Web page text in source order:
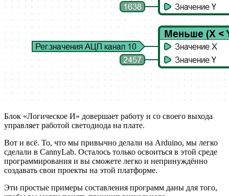
Блок «Логическое И» довершает работу и со своего выхода
управляет работой светодиода на плате.
Вот и всё. То, что мы привычно делали на Arduino, мы легко
сделали в CannyLab. Осталось только освоиться в этой среде
программирования и вы сможете легко и непринуждённо
создавать свои проекты на этой платформе.
Эти простые примеры составления программ даны для того,